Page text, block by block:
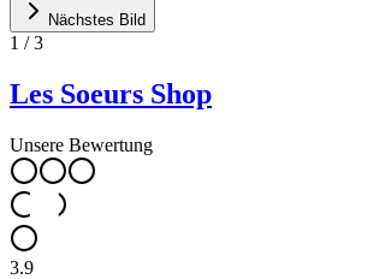
Nächstes Bild
1 /3
Les Soeurs Shop
Unsere Bewertung
3.9